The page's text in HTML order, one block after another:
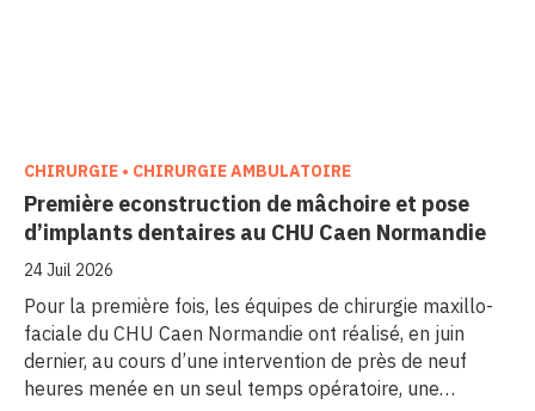
Première econstruction de mâchoire et pose
d’implants dentaires au CHU Caen Normandie
24 Juil 2026
CHIRURGIE • CHIRURGIE AMBULATOIRE
Pour la première fois, les équipes de chirurgie maxillo-
faciale du CHU Caen Normandie ont réalisé, en juin
dernier, au cours d’une intervention de près de neuf
heures menée en un seul temps opératoire, une